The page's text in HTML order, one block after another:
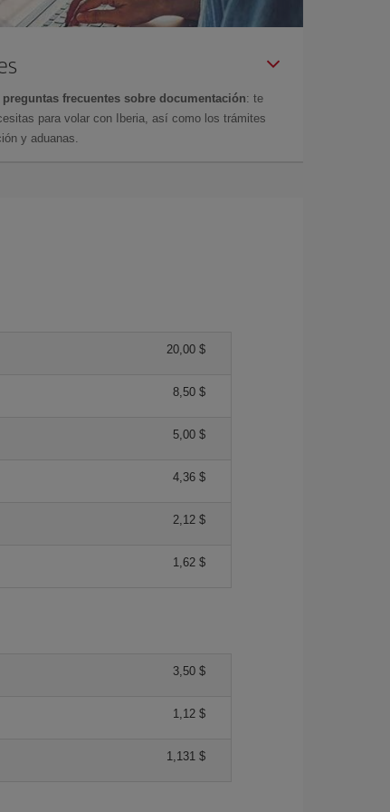
preguntas frecuentes sobre documentación: te
para volar con Iberia, así como los trámites
y aduanas.
20,00 $
8,50 $
5,00 $
4,36 $
2,12 $
1,62 $
3,50 $
1,12 $
1,131 $